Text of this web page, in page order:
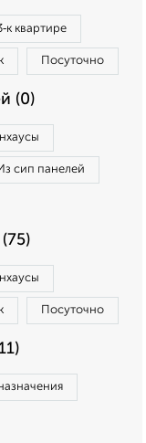
квартире
Посуточно
(0)
сип панелей
Посуточно